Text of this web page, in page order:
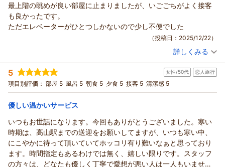
飛騨牛を気に入っていただけて、とてもうれしいです。霜降り
がしっかり入っていながらも、脂がしつこくなく、やさしいう
まみが広がるのが特徴のお肉ですので、その良さを感じていた
「また利用したい」とのお言葉をいただき、心より感謝いたし
ただけるよう、これからも心をこめてお迎えしてまいります。
またお会いできます日を、楽しみにお待ちしております。
お客様係 黒淵
本陣平野屋 光風館からの返信
この度は、急なご予約にもかかわらず本陣平野屋別館をご利用
いただき、誠にありがとうございました。また、以前には花兆
庵の半露天風呂付き客室にもご宿泊いただき、再びお越しいた
温泉や立地、スタッフのサービスにつきましてお褒めのお言葉
をかけていただき、嬉しく思っております。
今回は町側のお部屋でご予約をいただいておりましたが、当日
ければとの思いから、川側のお部屋へ振替をさせていただきま
した。
しかしながら、以前のご滞在と比べてお食事やお部屋の雰囲気
が質素に感じられたとのこと、ご期待に添えず残念なお気持ち
にさせてしまいましたこと、誠に心苦しく存じます。リニュー
アル後も変わらぬご満足をお届けすべきところ、至らぬ点がご
最上階の眺めが良い部屋に止まりましたが、いごごちがよく接客
も良かったです。
ただエレベーターがひとつしかないので少し不便でした
（投稿日：2025/12/22）
投稿者： ラー油さん(男性/20代)
宿泊プラン： 【リラぎふ】飛騨牛鉄板焼き付の月替わり会席プラン♪
和室
朝・夕
朝/個室利用 夕/個室利用
宿泊価格帯： 25,001～26,000円(大人一人あたり/税込)
このたびは本陣平野屋別館にご宿泊いただきありがとうござい
ました。
お部屋からの眺めや、居心地、接客についてお言葉をいただ
き、ありがたく思っております。
詳しくみる
5 女性/50代 恋人旅行
項目別評価： 部屋 5 風呂 5 朝食 5 夕食 5 接客 5 清潔感 5
優しい温かいサービス
いつもお世話になります。今回もありがとうございました。寒い
時期は、高山駅までの送迎をお願いしてますが、いつも寒い中、
にこやかに待って頂いていてホッコリ有り難いなぁと思っており
ます。時間指定もあるわけでは無く、嬉しい限りです。スタッフ
の方々は、どなたも優しく丁寧で愛想が悪い人は一人もいませ